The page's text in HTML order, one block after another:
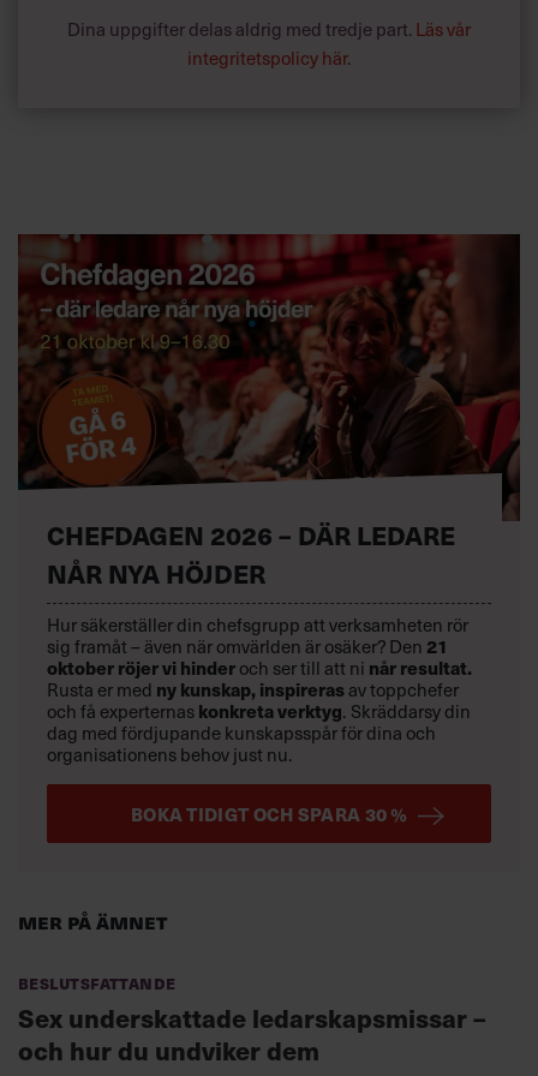
Karriär Ledarskap
Dina uppgifter delas aldrig med tredje part. Läs vår
integritetspolicy här.
Mer på ämnet
Beslutsfattande
Sex underskattade ledarskapsmissar –
och hur du undviker dem
CHEFDAGEN 2026 – DÄR LEDARE
NÅR NYA HÖJDER
Hur säkerställer din chefsgrupp att verksamheten rör
sig framåt – även när omvärlden är osäker? Den 21
oktoberröjer vi hinder och ser till att ni når resultat.
Rusta er med ny kunskap, inspirerasav toppchefer
och få experternas konkreta verktyg. Skräddarsy din
dag med fördjupande kunskapsspår för dina och
organisationens behov just nu.
BOKA TIDIGT OCH SPARA 30 %